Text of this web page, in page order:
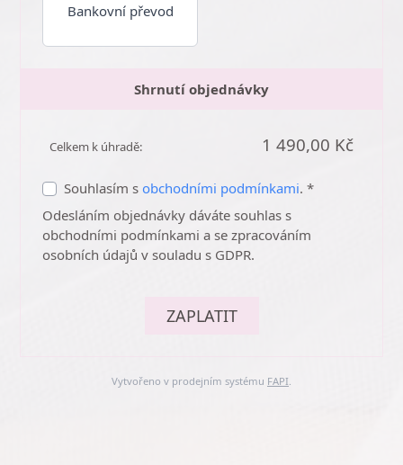
Bankovní převod
Shrnutí objednávky
Celkem k úhradě: 1 490,00 Kč
Souhlasím s obchodními podmínkami. *
Odesláním objednávky dáváte souhlas s
obchodními podmínkami a se zpracováním
osobních údajů v souladu s GDPR.
ZAPLATIT
Vytvořeno v prodejním systému FAPI